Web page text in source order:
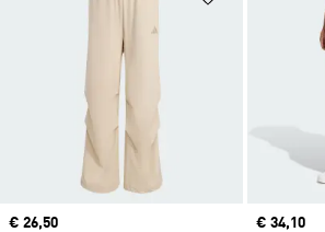
Prix actuel
€ 26,50 Prix actuel
€ 34,10